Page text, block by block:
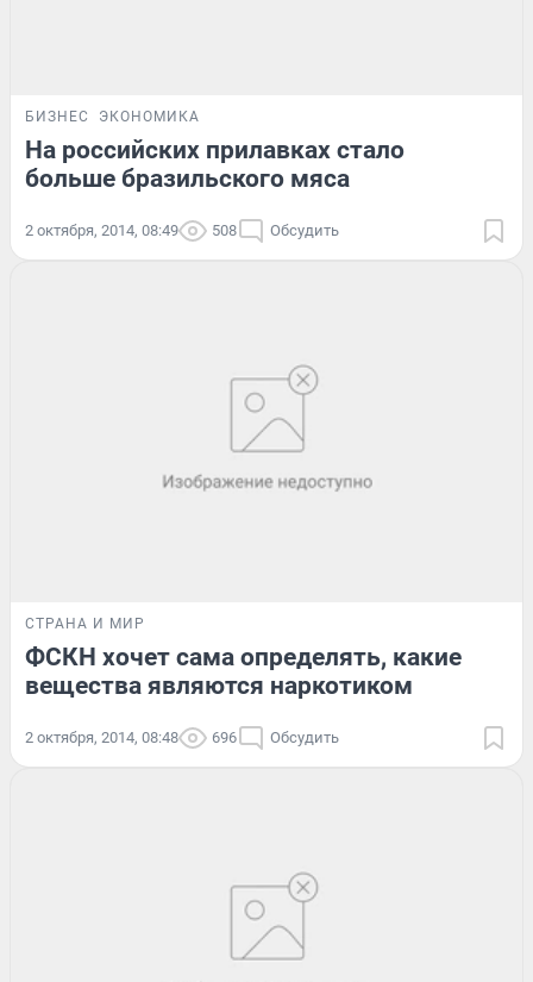
БИЗНЕС ЭКОНОМИКА
На российских прилавках стало
больше бразильского мяса
2 октября, 2014, 08:49 508 Обсудить
СТРАНА И МИР
ФСКН хочет сама определять, какие
вещества являются наркотиком
2 октября, 2014, 08:48 696 Обсудить